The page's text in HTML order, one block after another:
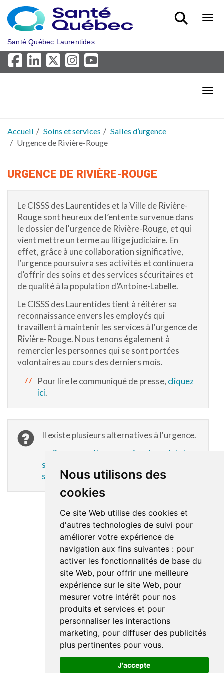
Nous utilisons des
cookies
Ce site Web utilise des cookies et
d'autres technologies de suivi pour
améliorer votre expérience de
navigation aux fins suivantes : pour
activer les fonctionnalités de base du
site Web, pour offrir une meilleure
expérience sur le site Web, pour
mesurer votre intérêt pour nos
produits et services et pour
personnaliser les interactions
marketing, pour diffuser des publicités
plus pertinentes pour vous.
J'accepte
Aller au menu principal
Santé Québec Laurentides
Accueil Soins et services
Salles d’urgence
Urgence de Rivière-Rouge
URGENCE DE RIVIÈRE-ROUGE
Le CISSS des Laurentides et la Ville de Rivière-
Rouge sont heureux de l’entente survenue dans
le dossier de l'urgence de Rivière-Rouge, et qui
vient mettre un terme au litige judiciaire. En
effet, grâce à une collaboration significative,
l’urgence poursuivra ses activités et continuera
d’offrir des soins et des services sécuritaires et
de qualité à la population d’Antoine-Labelle.
Le CISSS des Laurentides tient à réitérer sa
reconnaissance envers les employés qui
travaillent à maintenir les services à l'urgence de
Rivière-Rouge. Nous tenons également à
remercier les personnes qui se sont portées
volontaires au cours des derniers mois.
Pour lire le communiqué de presse, cliquez
ici.
Il existe plusieurs alternatives à l'urgence.
→ Pour consulter un professionnel de la
santé, visitez la page des différents
services offerts dans la région.
Dernière mise à jour : 27 juin 2025
Accessibilité
Documentation
Réalisation du site